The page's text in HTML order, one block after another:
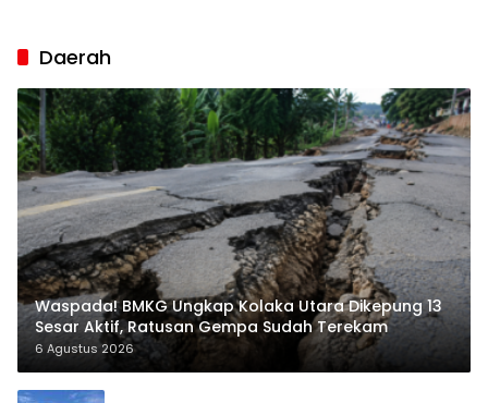
Daerah
Waspada! BMKG Ungkap Kolaka Utara Dikepung 13
Sesar Aktif, Ratusan Gempa Sudah Terekam
6 Agustus 2026